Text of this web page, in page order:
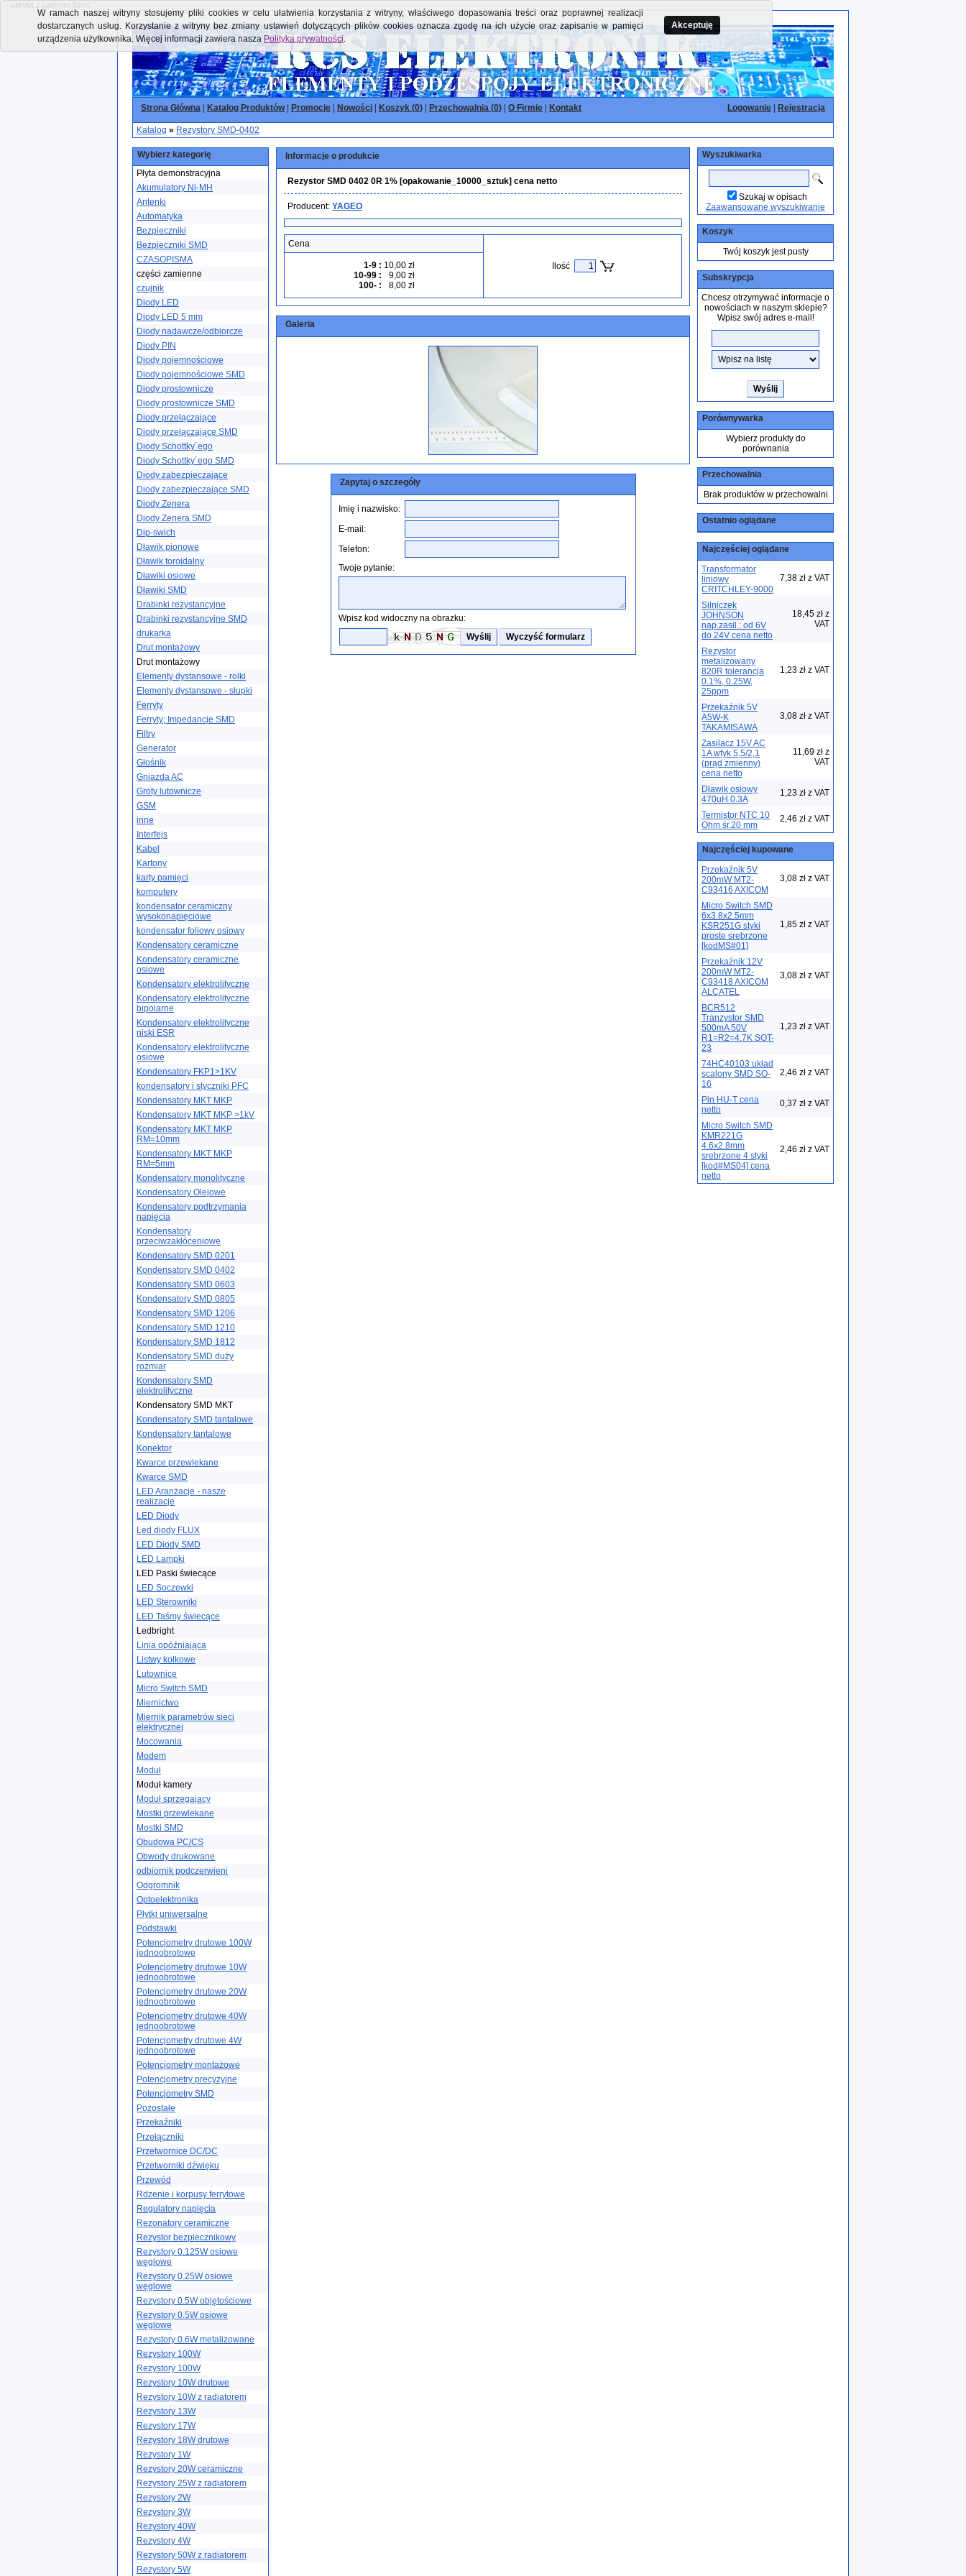
- skrypt z jasnym tłem:
Strona Główna Katalog Produktów| Promocje Nowości Koszyk (0) Przechowalnia (0) O Firmie Kontakt Logowanie Rejestracja
Katalog » Rezystory SMD-0402
Wybierz kategorię
Płyta demonstracyjna
Akumulatory Ni-MH
Antenki
Automatyka
Bezpieczniki
Bezpieczniki SMD
CZASOPISMA
części zamienne
czujnik
Diody LED
Diody LED 5 mm
Diody nadawcze/odbiorcze
Diody PIN
Diody pojemnościowe
Diody pojemnościowe SMD
Diody prostownicze
Diody prostownicze SMD
Diody przełączające
Diody przełączające SMD
Diody Schottky´ego
Diody Schottky´ego SMD
Diody zabezpieczające
Diody zabezpieczające SMD
Diody Zenera
Diody Zenera SMD
Dip-swich
Dławik pionowe
Dławik toroidalny
Dławiki osiowe
Dławiki SMD
Drabinki rezystancyjne
Drabinki rezystancyjne SMD
drukarka
Drut montażowy
Drut montażowy
Elementy dystansowe - rolki
Elementy dystansowe - słupki
Ferryty
Ferryty; Impedancje SMD
Filtry
Generator
Głośnik
Gniazda AC
Groty lutownicze
GSM
inne
Interfejs
Kabel
Kartony
karty pamięci
komputery
kondensator ceramiczny
wysokonapięciowe
kondensator foliowy osiowy
Kondensatory ceramiczne
Kondensatory ceramiczne
osiowe
Kondensatory elektrolityczne
Kondensatory elektrolityczne
bipolarne
Kondensatory elektrolityczne
niski ESR
Kondensatory elektrolityczne
osiowe
Kondensatory FKP1>1KV
kondensatory i styczniki PFC
Kondensatory MKT MKP
Kondensatory MKT MKP >1kV
Kondensatory MKT MKP
RM=10mm
Kondensatory MKT MKP
RM=5mm
Kondensatory monolityczne
Kondensatory Olejowe
Kondensatory podtrzymania
napięcia
Kondensatory
przeciwzakłóceniowe
Kondensatory SMD 0201
Kondensatory SMD 0402
Kondensatory SMD 0603
Kondensatory SMD 0805
Kondensatory SMD 1206
Kondensatory SMD 1210
Kondensatory SMD 1812
Kondensatory SMD duży
rozmiar
Kondensatory SMD
elektrolityczne
Kondensatory SMD MKT
Kondensatory SMD tantalowe
Kondensatory tantalowe
Konektor
Kwarce przewlekane
Kwarce SMD
LED Aranżacje - nasze
realizacje
LED Diody
Led diody FLUX
LED Diody SMD
LED Lampki
LED Paski świecące
LED Soczewki
LED Sterowniki
LED Taśmy świecące
Ledbright
Linia opóźniająca
Listwy kołkowe
Lutownice
Micro Switch SMD
Miernictwo
Miernik parametrów sieci
elektrycznej
Mocowania
Modem
Moduł
Moduł kamery
Moduł sprzegajacy
Mostki przewlekane
Mostki SMD
Obudowa PC/CS
Obwody drukowane
odbiornik podczerwieni
Odgromnik
Optoelektronika
Płytki uniwersalne
Podstawki
Potencjometry drutowe 100W
jednoobrotowe
Potencjometry drutowe 10W
jednoobrotowe
Potencjometry drutowe 20W
jednoobrotowe
Potencjometry drutowe 40W
jednoobrotowe
Potencjometry drutowe 4W
jednoobrotowe
Potencjometry montażowe
Potencjometry precyzyjne
Potencjometry SMD
Pozostałe
Przekaźniki
Przełączniki
Przetwornice DC/DC
Przetworniki dźwięku
Przewód
Rdzenie i korpusy ferrytowe
Regulatory napięcia
Rezonatory ceramiczne
Rezystor bezpiecznikowy
Rezystory 0.125W osiowe
węglowe
Rezystory 0.25W osiowe
węglowe
Rezystory 0.5W objętościowe
Rezystory 0.5W osiowe
węglowe
Rezystory 0.6W metalizowane
Rezystory 100W
Rezystory 100W
Rezystory 10W drutowe
Rezystory 10W z radiatorem
Rezystory 13W
Rezystory 17W
Rezystory 18W drutowe
Rezystory 1W
Rezystory 20W ceramiczne
Rezystory 25W z radiatorem
Rezystory 2W
Rezystory 3W
Rezystory 40W
Rezystory 4W
Rezystory 50W z radiatorem
Rezystory 5W
Informacje o produkcie
Rezystor SMD 0402 0R 1% [opakowanie_10000_sztuk] cena netto
Producent: YAGEO
Cena
Ilość
1-9 : 10,00 zł
10-99 :
9,00 zł
100- : 8,00 zł
Galeria
Zapytaj o szczegóły
Imię i nazwisko:
E-mail:
Telefon:
Twoje pytanie:
Wpisz kod widoczny na obrazku:
Wyszukiwarka
Szukaj w opisach
Zaawansowane wyszukiwanie
Koszyk
Twój koszyk jest pusty
Subskrypcja
Chcesz otrzymywać informacje o
nowościach w naszym sklepie?
Wpisz swój adres e-mail!
Porównywarka
Wybierz produkty do
porównania
Przechowalnia
Brak produktów w przechowalni
Ostatnio oglądane
Najczęściej oglądane
Transformator
liniowy
CRITCHLEY-9000
7,38 zł z VAT
Silniczek
JOHNSON
nap.zasil.: od 6V
do 24V cena netto
18,45 zł z
VAT
Rezystor
metalizowany
820R tolerancja
0.1%, 0.25W,
25ppm
1,23 zł z VAT
Przekaźnik 5V
A5W-K
TAKAMISAWA
3,08 zł z VAT
Zasilacz 15V AC
1A wtyk 5,5/2,1
(prąd zmienny)
cena netto
11,69 zł z
VAT
Dławik osiowy
470uH 0.3A
1,23 zł z VAT
Termistor NTC 10
Ohm śr.20 mm
2,46 zł z VAT
Najczęściej kupowane
Przekaźnik 5V
200mW MT2-
C93416 AXICOM
3,08 zł z VAT
Micro Switch SMD
6x3.8x2.5mm
KSR251G styki
proste srebrzone
[kodMS#01]
1,85 zł z VAT
Przekaźnik 12V
200mW MT2-
C93418 AXICOM
ALCATEL
3,08 zł z VAT
BCR512
Tranzystor SMD
500mA 50V
R1=R2=4.7K SOT-
23
1,23 zł z VAT
74HC40103 układ
scalony SMD SO-
16
2,46 zł z VAT
Pin HU-T cena
netto
0,37 zł z VAT
Micro Switch SMD
KMR221G
4.6x2.8mm
srebrzone 4 styki
[kod#MS04] cena
netto
2,46 zł z VAT
W ramach naszej witryny stosujemy pliki cookies w celu ułatwienia korzystania z witryny, właściwego dopasowania treści oraz poprawnej realizacji
dostarczanych usług. Korzystanie z witryny bez zmiany ustawień dotyczących plików cookies oznacza zgodę na ich użycie oraz zapisanie w pamięci
urządzenia użytkownika. Więcej informacji zawiera nasza Polityka prywatności.
Akceptuję